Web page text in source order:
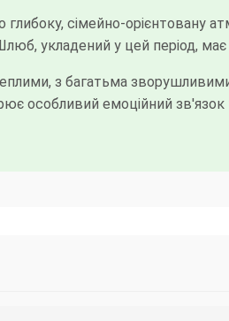
сімейно-орієнтовану
укладений у цей період,
з багатьма
особливий емоційний зв'язок